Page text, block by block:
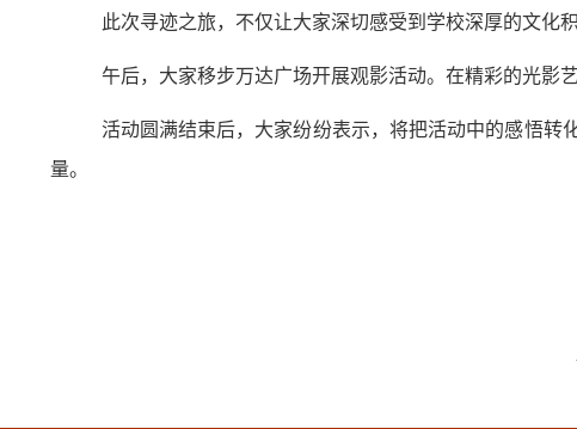
此次寻迹之旅，不仅让大家深切感受到 学校深厚的文化
午后， 大家移步万达广场开展观影活动。在精彩的光影
活动圆满结束后， 大家纷纷表示，将把活动中的感悟转
量。